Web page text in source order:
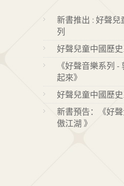
新書推出 : 好聲兒
列
好聲兒童中國歷史
《好聲音樂系列
起來》
好聲兒童中國歷史
新書預告：《好
傲江湖 》